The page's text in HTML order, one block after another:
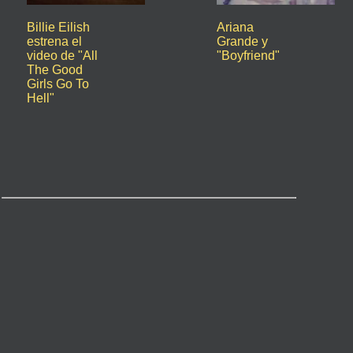
Billie Eilish
estrena el
video de "All
The Good
Girls Go To
Hell"
Ariana
Grande y
"Boyfriend"